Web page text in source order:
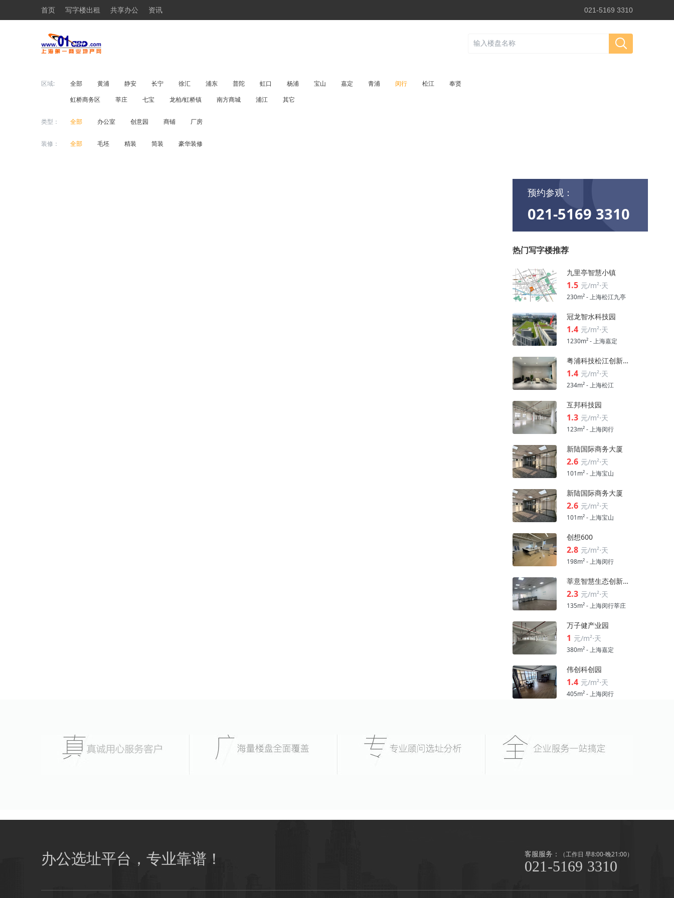
首页 写字楼出租 共享办公 资讯 021-5169 3310
区域: 全部 黄浦 静安 长宁 徐汇 浦东 普陀 虹口 杨浦 宝山 嘉定 青浦 闵行 松江
奉贤
虹桥商务区
莘庄 七宝 龙柏/虹桥镇 南方商城 浦江 其它
类型： 全部 办公室 创意园 商铺 厂房
装修： 全部 毛坯 精装 简装 豪华装修
预约参观：
021-5169 3310
热门写字楼推荐
九里亭智慧小镇
1.5 元/m²⋅天
230m² - 上海松江九亭
冠龙智水科技园
1.4 元/m²⋅天
1230m² - 上海嘉定
粤浦科技松江创新中心
1.4 元/m²⋅天
234m² - 上海松江
互邦科技园
1.3 元/m²⋅天
123m² - 上海闵行
新陆国际商务大厦
2.6 元/m²⋅天
101m² - 上海宝山
新陆国际商务大厦
2.6 元/m²⋅天
101m² - 上海宝山
创想600
2.8 元/m²⋅天
198m² - 上海闵行
莘意智慧生态创新科技园
2.3 元/m²⋅天
135m² - 上海闵行莘庄
万子健产业园
1 元/m²⋅天
380m² - 上海嘉定
伟创科创园
1.4 元/m²⋅天
405m² - 上海闵行
办公选址平台，专业靠谱！ 客服服务： （工作日 早8:00-晚21:00）
021-5169 3310